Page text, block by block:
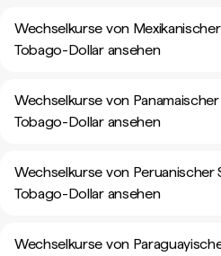
Wechselkurse von
Tobago-Dollar ansehen
Wechselkurse von
Tobago-Dollar ansehen
Wechselkurse von Peruanischer
Tobago-Dollar ansehen
Wechselkurse von